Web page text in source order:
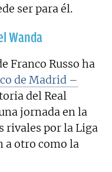
ser para él.
Wanda
Franco Russo ha
de Madrid –
del Real
jornada en la
rivales por la Liga
a otro como la